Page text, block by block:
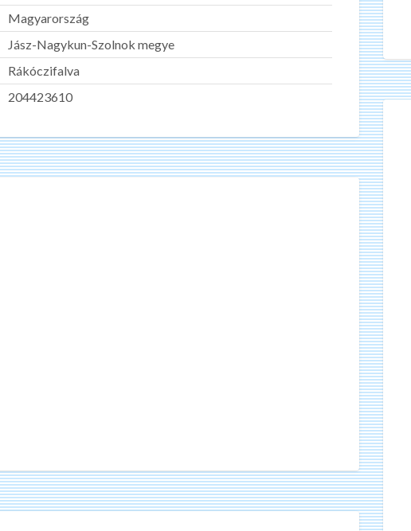
Magyarország
Jász-Nagykun-Szolnok megye
Rákóczifalva
204423610